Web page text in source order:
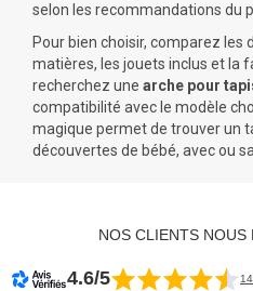
selon les recommandations du
Pour bien choisir, comparez les
matières, les jouets inclus et la
recherchez une arche pour
compatibilité avec le modèle
magique permet de trouver un
découvertes de bébé, avec ou
NOS CLIENTS
4.6/5